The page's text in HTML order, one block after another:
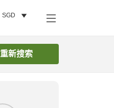
SGD
重新搜索
搜索客房